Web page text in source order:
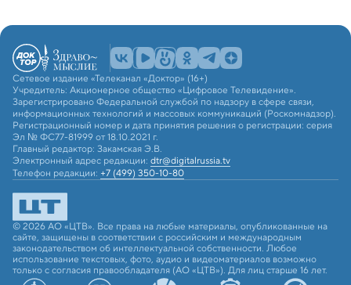
Сетевое издание «Телеканал «Доктор» (16+)
Учредитель: Акционерное общество «Цифровое Телевидение».
Зарегистрировано Федеральной службой по надзору в сфере связи,
информационных технологий и массовых коммуникаций (Роскомнадзор).
Регистрационный номер и дата принятия решения о регистрации: серия
Эл № ФС77-81999 от 18.10.2021 г.
Главный редактор: Закамская Э.В.
Электронный адрес редакции: dtr@digitalrussia.tv
Телефон редакции: +7 (499) 350-10-80
© 2026 АО «ЦТВ». Все права на любые материалы, опубликованные на
сайте, защищены в соответствии с российским и международным
законодательством об интеллектуальной собственности. Любое
использование текстовых, фото, аудио и видеоматериалов возможно
только с согласия правообладателя (АО «ЦТВ»). Для лиц старше 16 лет.